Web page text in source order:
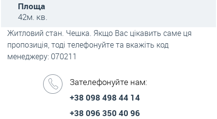
Площа
42м. кв.
Житловий стан. Чешка. Якщо Вас цікавить саме ця
пропозиція, тоді телефонуйте та вкажіть код
менеджеру: 070211
Зателефонуйте нам:
+38 098 498 44 14
+38 096 350 40 96